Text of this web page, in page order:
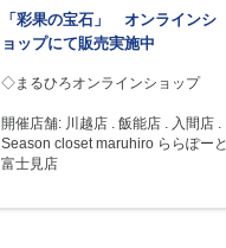
「彩果の宝石」 オンラインシ
ョップにて販売実施中
◇まるひろオンラインショップ
開催店舗: 川越店 . 飯能店 . 入間店 .
Season closet maruhiro ららぽーと
富士見店